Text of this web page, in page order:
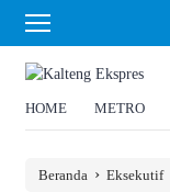
HOME METRO
Beranda › Eksekutif